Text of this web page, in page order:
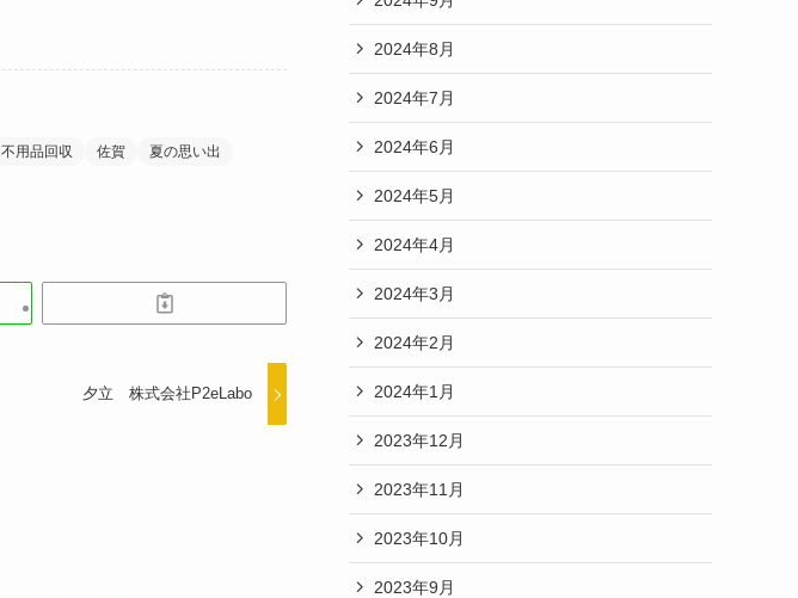
不用品回収 佐賀
夏の思い出
夕立 株式会社P2eLabo
2024年8月
2024年7月
2024年6月
2024年5月
2024年4月
2024年3月
2024年2月
2024年1月
2023年12月
2023年11月
2023年10月
2023年9月